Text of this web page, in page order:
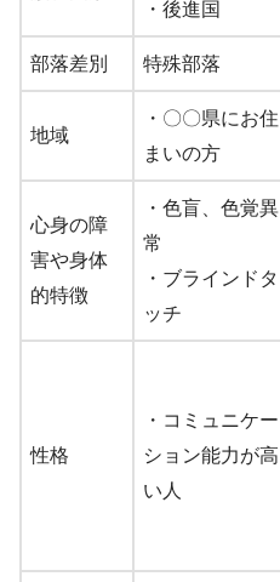
・後進国
部落差別 特殊部落
地域
・〇〇県にお住
まいの方
心身の障
害や身体
的特徴
・色盲、色覚異
常
・ブラインドタ
ッチ
性格
・コミュニケー
ション能力が高
い人